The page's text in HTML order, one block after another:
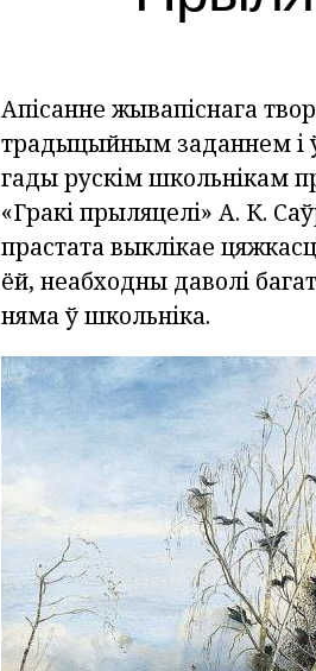
Апісанне жывапіснага
традыцыйным заданнем і
гады рускім школьнікам
«Гракі прыляцелі» А. К.
прастата выклікае
ёй, неабходны даволі
няма ў школьніка.